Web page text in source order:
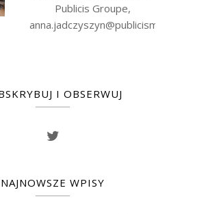
Publicis Groupe,
anna.jadczyszyn@publicismedia.com
I OBSERWUJ
NAJNOWSZE WPISY